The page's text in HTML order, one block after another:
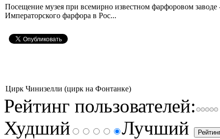
Посещение музея при всемирно известном фарфоровом
Императорского фарфора в Рос...
Цирк Чинизелли (цирк на Фонтанке)
Рейтинг пользователей:
Худший
Лучший